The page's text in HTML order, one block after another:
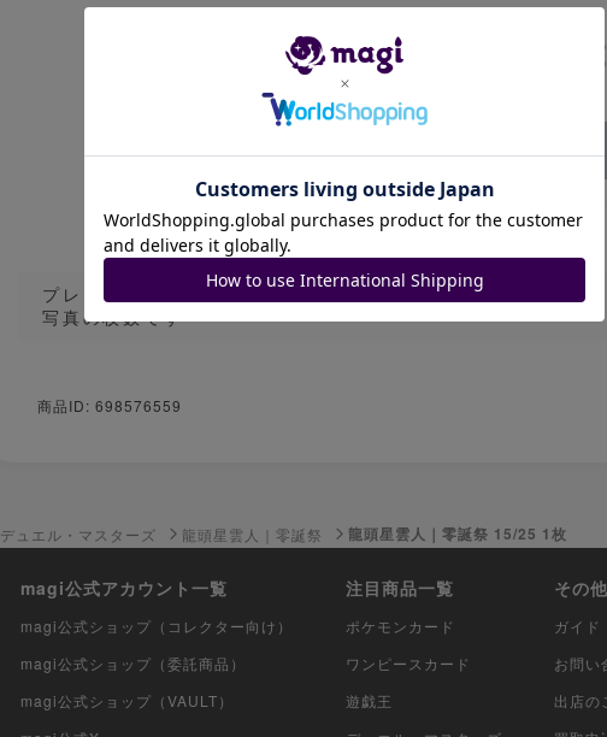
プレイ用
写真の枚数です
商品ID: 698576559
デュエル・マスターズ 龍頭星雲人｜零誕祭 龍頭星雲人｜零誕祭 15/25 1枚
magi公式アカウント一覧
magi公式ショップ（コレクター向け）
magi公式ショップ（委託商品）
magi公式ショップ（VAULT）
注目商品一覧
ポケモンカード
ワンピースカード
遊戯王
その他
ガイド
お問い
出店の